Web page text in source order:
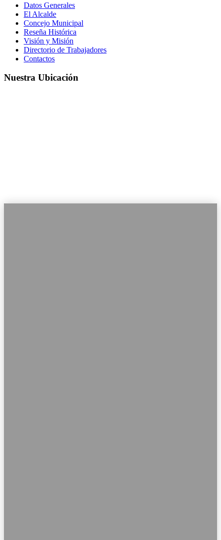
Datos Generales
El Alcalde
Concejo Municipal
Reseña Histórica
Visión y Misión
Directorio de Trabajadores
Contactos
Nuestra Ubicación